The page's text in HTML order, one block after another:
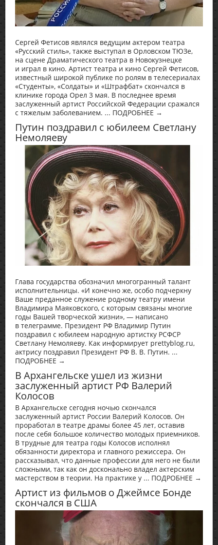
Сергей Фетисов являлся ведущим актером театра
«Русский стиль», также выступал в Орловском ТЮЗе,
на сцене Драматического театра в Новокузнецке
и играл в кино. Артист театра и кино Сергей Фетисов,
известный широкой публике по ролям в телесериалах
«Студенты», «Солдаты» и «Штрафбат» скончался в
клинике города Орел 3 мая. В последнее время
заслуженный артист Российской Федерации сражался
с тяжелым заболеванием. ... ПОДРОБНЕЕ →
Путин поздравил с юбилеем Светлану
Немоляеву
Глава государства обозначил многогранный талант
исполнительницы. «И конечно же, особо подчеркну
Ваше преданное служение родному театру имени
Владимира Маяковского, с которым связаны многие
годы Вашей творческой жизни», — написано
в телеграмме. Президент РФ Владимир Путин
поздравил с юбилеем народную артистку РСФСР
Светлану Немоляеву. Как информирует prettyblog.ru,
актрису поздравил Президент РФ В. В. Путин. ...
ПОДРОБНЕЕ →
В Архангельске ушел из жизни
заслуженный артист РФ Валерий
Колосов
В Архангельске сегодня ночью скончался
заслуженный артист России Валерий Колосов. Он
проработал в театре драмы более 45 лет, оставив
после себя большое количество молодых приемников.
В трудные для театра годы Колосов исполнял
обязанности директора и главного режиссера. Он
рассказывал, что данные профессии для него не были
сложными, так как он досконально владел актерским
мастерством в теории. На практике у ... ПОДРОБНЕЕ →
Артист из фильмов о Джеймсе Бонде
скончался в США